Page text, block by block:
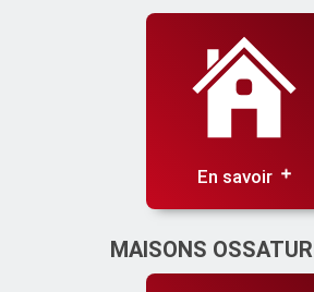
En savoir
MAISONS